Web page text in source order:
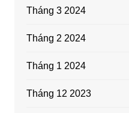
Tháng 3 2024
Tháng 2 2024
Tháng 1 2024
Tháng 12 2023